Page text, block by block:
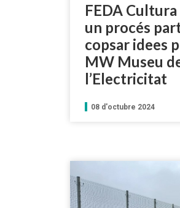
FEDA
un procés
copsar idees
MW Museu
l’Electricitat
08 d'octubre 2024